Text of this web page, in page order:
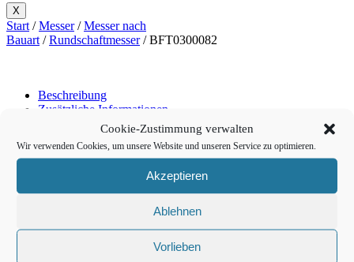
Cookie-Zustimmung verwalten
Wir verwenden Cookies, um unsere Website und unseren Service zu optimieren.
Akzeptieren
Ablehnen
Vorlieben
X
Start /Messer/Messer nach
Bauart /Rundschaftmesser/ BFT0300082
Beschreibung
Zusätzliche Informationen
Empfohlene Materialien
Beschreibung
Rundschaftmesser, oszillierend, einschneidig
Zusätzliche Informationen